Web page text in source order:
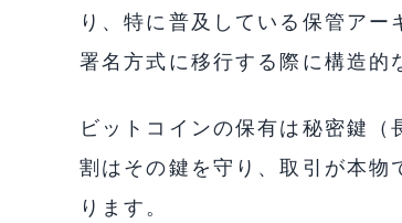
り、特に普及している保管ア
署名方式に移行する際に構造的
ビットコインの保有は秘密鍵
割はその鍵を守り、取引が本物
ります。